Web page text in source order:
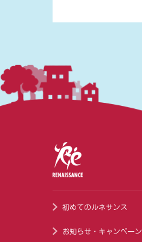
初めてのルネサンス
お知らせ・キャンペーン